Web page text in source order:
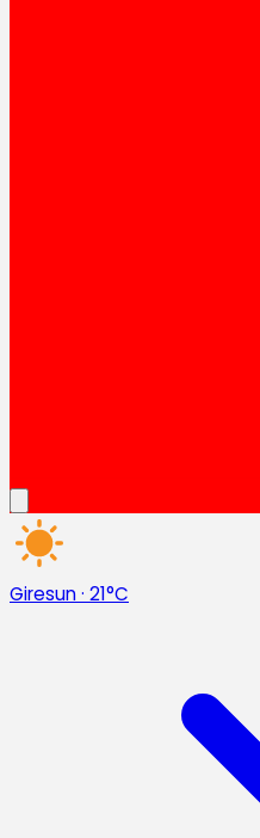
Giresun· 21°C